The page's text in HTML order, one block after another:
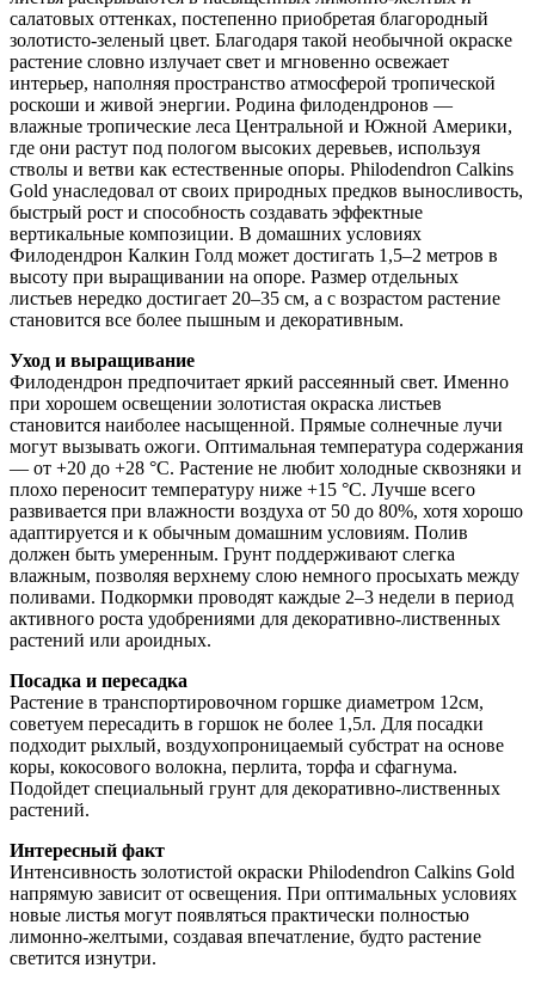
салатовых оттенках, постепенно приобретая благородный
золотисто-зеленый цвет. Благодаря такой необычной окраске
растение словно излучает свет и мгновенно освежает
интерьер, наполняя пространство атмосферой тропической
роскоши и живой энергии. Родина филодендронов —
влажные тропические леса Центральной и Южной Америки,
где они растут под пологом высоких деревьев, используя
стволы и ветви как естественные опоры. Philodendron Calkins
Gold унаследовал от своих природных предков выносливость,
быстрый рост и способность создавать эффектные
вертикальные композиции. В домашних условиях
Филодендрон Калкин Голд может достигать 1,5–2 метров в
высоту при выращивании на опоре. Размер отдельных
листьев нередко достигает 20–35 см, а с возрастом растение
становится все более пышным и декоративным.
Уход и выращивание
Филодендрон предпочитает яркий рассеянный свет. Именно
при хорошем освещении золотистая окраска листьев
становится наиболее насыщенной. Прямые солнечные лучи
могут вызывать ожоги. Оптимальная температура содержания
— от +20 до +28 °C. Растение не любит холодные сквозняки и
плохо переносит температуру ниже +15 °C. Лучше всего
развивается при влажности воздуха от 50 до 80%, хотя хорошо
адаптируется и к обычным домашним условиям. Полив
должен быть умеренным. Грунт поддерживают слегка
влажным, позволяя верхнему слою немного просыхать между
поливами. Подкормки проводят каждые 2–3 недели в период
активного роста удобрениями для декоративно-лиственных
растений или ароидных.
Посадка и пересадка
Растение в транспортировочном горшке диаметром 12см,
советуем пересадить в горшок не более 1,5л. Для посадки
подходит рыхлый, воздухопроницаемый субстрат на основе
коры, кокосового волокна, перлита, торфа и сфагнума.
Подойдет специальный грунт для декоративно-лиственных
растений.
Интересный факт
Интенсивность золотистой окраски Philodendron Calkins Gold
напрямую зависит от освещения. При оптимальных условиях
новые листья могут появляться практически полностью
лимонно-желтыми, создавая впечатление, будто растение
светится изнутри.